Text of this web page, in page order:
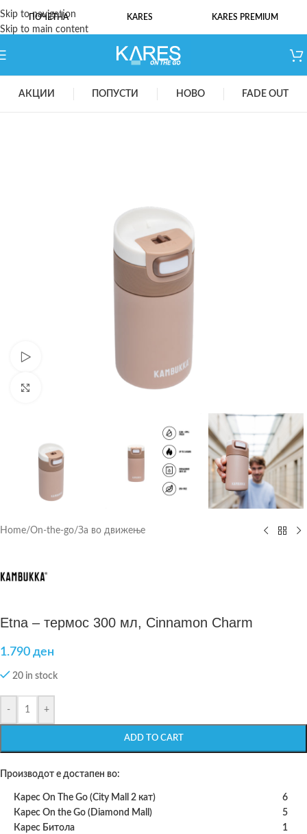
Skip to navigation
Skip to main content
ПОЧЕТНА KARES KARES PREMIUM
АКЦИИ ПОПУСТИ НОВО FADE OUT
Home/On-the-go/За во движење
Etna – термос 300 мл, Cinnamon Charm
1.790 ден
20 in stock
- +
ADD TO CART
Производот е достапен во:
Карес On The Go (City Mall 2 кат)
6
Карес On the Go (Diamond Mall)
5
Карес Битола
1